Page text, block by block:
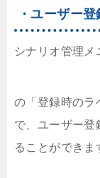
・ユーザー
シナリオ管理
の「登録時のラ
で、ユーザー登
ることができま